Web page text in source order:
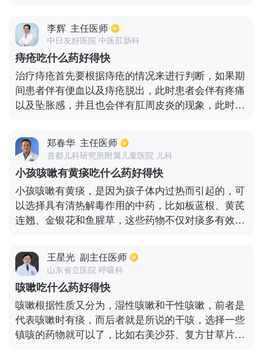
治疗，通常会给予抗凝治疗。其中包括利伐沙班、华
法林、达比加群酯治疗。还需进行调脂治疗，常用药
物为辛伐他汀、阿托伐他汀口服治疗。结合具体病情
也可以采用中西医疗法，辅助以中成药金纳多治疗。
李辉 主任医师
中日友好医院 中医肛肠科
痔疮吃什么药好得快
治疗痔疮首先要根据痔疮的情况来进行判断，如果期
间患者伴有便血以及痔疮脱出，此时患者会伴有疼痛
以及坠胀感，并且也会伴有肛周皮炎的现象，此时可
也可以通过塞痔疮栓也是具有消炎消肿的作用，其次
也可以通过静脉增强剂治疗。针对痔疮脱出的患者，
如果口服药物后效果不理想也是可以通过手术切除，
效果是比较显著的。因此治疗期间是需要根据病情决
定的。
郑春华 主任医师
首都儿科研究所附属儿童医院 儿科
小孩咳嗽有黄痰吃什么药好得快
小孩咳嗽有黄痰，是因为孩子体内过热而引起的，可
以选择具有清热解毒作用的中药，比如板蓝根、黄芪
连翘、金银花和鱼腥草，这些药物不仅对痰多有效
着很好的抵抗作用。另外在生活中也可以选择一些食
疗的方式来帮宝宝缓解咳嗽伴有黄痰的症状，比如冰
糖雪梨是比较受家里人喜爱的，而且制作过程也比较
简单。
王星光 副主任医师
山东省立医院 呼吸科
咳嗽吃什么药好得快
咳嗽根据性质又分为，湿性咳嗽和干性咳嗽，前者是
代表咳嗽时有痰，而后者就是所说的干咳，选择一些
镇咳的药物就可以了，比如右美沙芬、复方甘草片等